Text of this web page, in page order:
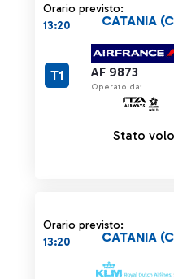
Orario previsto:
13:20
AF 9873
Operato da:
CATANIA
T1
Stato
Orario previsto:
13:20
CATANIA